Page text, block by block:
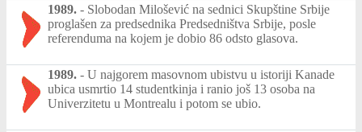
1989. - Slobodan Milošević na sednici Skupštine Srbije
proglašen za predsednika Predsedništva Srbije, posle
referenduma na kojem je dobio 86 odsto glasova.
1989. - U najgorem masovnom ubistvu u istoriji Kanade
ubica usmrtio 14 studentkinja i ranio još 13 osoba na
Univerzitetu u Montrealu i potom se ubio.